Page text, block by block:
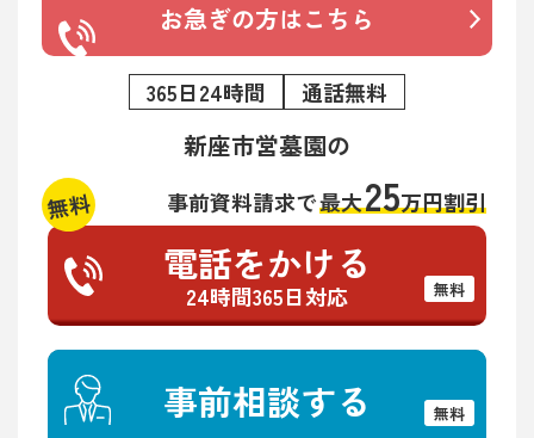
お急ぎの方はこちら
365日24時間 通話無料
新座市営墓園の
無料 事前資料請求で最大25万円割引
電話をかける
24時間365日対応 無料
事前相談する 無料